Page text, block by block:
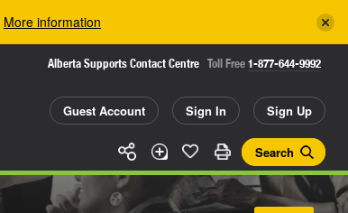
More information
Alberta Supports Contact Centre Toll Free 1-877-644-9992
Guest Account Sign In Sign Up
Search